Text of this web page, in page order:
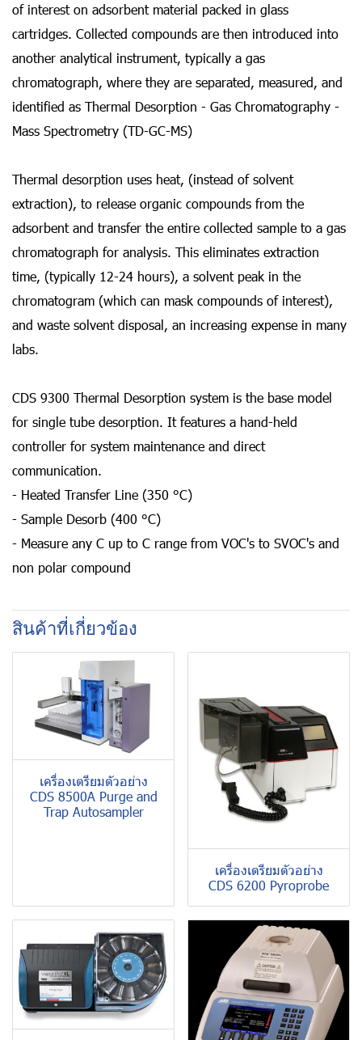
of interest on adsorbent material packed in glass
cartridges. Collected compounds are then introduced into
another analytical instrument, typically a gas
chromatograph, where they are separated, measured, and
identified as Thermal Desorption - Gas Chromatography -
Mass Spectrometry (TD-GC-MS)
Thermal desorption uses heat, (instead of solvent
extraction), to release organic compounds from the
adsorbent and transfer the entire collected sample to a gas
chromatograph for analysis. This eliminates extraction
time, (typically 12-24 hours), a solvent peak in the
chromatogram (which can mask compounds of interest),
and waste solvent disposal, an increasing expense in many
labs.
CDS 9300 Thermal Desorption system is the base model
for single tube desorption. It features a hand-held
controller for system maintenance and direct
communication.
- Heated Transfer Line (350 °C)
- Sample Desorb (400 °C)
- Measure any C up to C range from VOC's to SVOC's and
non polar compound
สินค้าที่เกี่ยวข้อง
เครื่องเตรียมตัวอย่าง
CDS 8500A Purge and
Trap Autosampler
เครื่องเตรียมตัวอย่าง
CDS 6200 Pyroprobe